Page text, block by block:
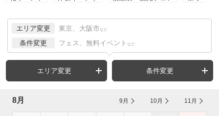
エリア変更 東京、大阪市 など
条件変更 フェス、無料イベント など
エリア変更 条件変更
8月 9月 10月 11月